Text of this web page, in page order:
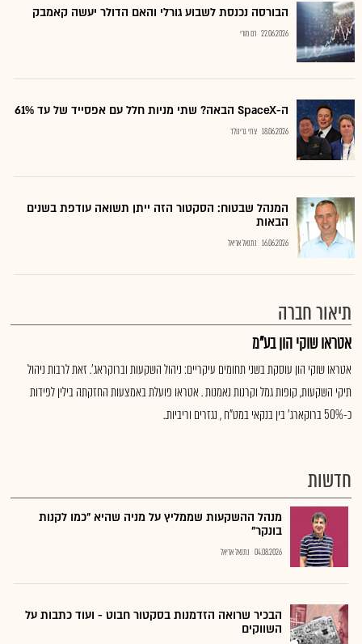
הבורסה נכנסת לשבוע גורלי והאם הדולר יעשה קאמבק
22.06.2026 רם מורי
ה-SpaceX הבאה? שתי מניות חלל עם אפסייד של עד 61%
18.06.2026 צחי גרינולד
המנהל שבטוח: הסקטור הזה ייתן תשואה עודפת בשנים
הבאות
16.06.2026 נתנאל אריאל
תיאור חברה
אטראו שוקי הון בע"מ
אטראו שוקי הון עוסקת בשני תחומים עיקריים: ניהול השקעות וברוקראג'. זאת לרבות ניהול
תיקי השקעות, קופות גמל וקרנות נאמנות . אטראו פועלת באמצעות החזקתה בילין לפידות
כ-50% ברוקארג' בין בנקאי במט"ח , נגזרים וריביות..
חדשות
מנהל ההשקעות שממליץ על מניה שהיא "כמו לקנות
בונקר"
04.08.2026 נתנאל אריאל
הבכיר שרואה הזדמנות בסקטור חבוט - ועוד כתבות על
השווקים